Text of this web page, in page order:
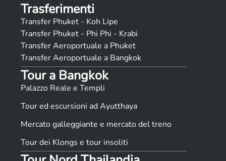
Trasferimenti
Transfer Phuket - Koh Lipe
Transfer Phuket - Phi Phi - Krabi
Transfer Aeroportuale a Phuket
Transfer Aeroportuale a Bangkok
Tour a Bangkok
Palazzo Reale e Templi
Tour ed escursioni ad Ayutthaya
Mercato galleggiante e mercato del treno
Tour dei Klongs e tour insoliti